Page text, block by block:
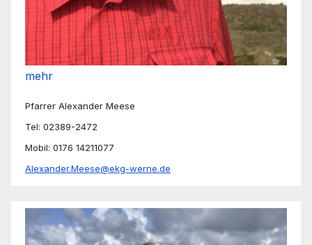
mehr
Pfarrer Alexander Meese
Tel: 02389-2472
Mobil: 0176 14211077
Alexander.Meese@ekg-werne.de